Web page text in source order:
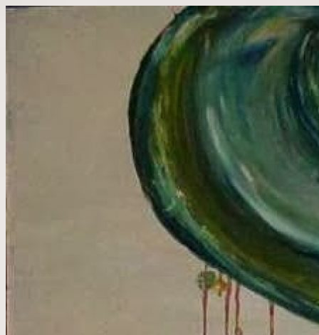
Kilépés